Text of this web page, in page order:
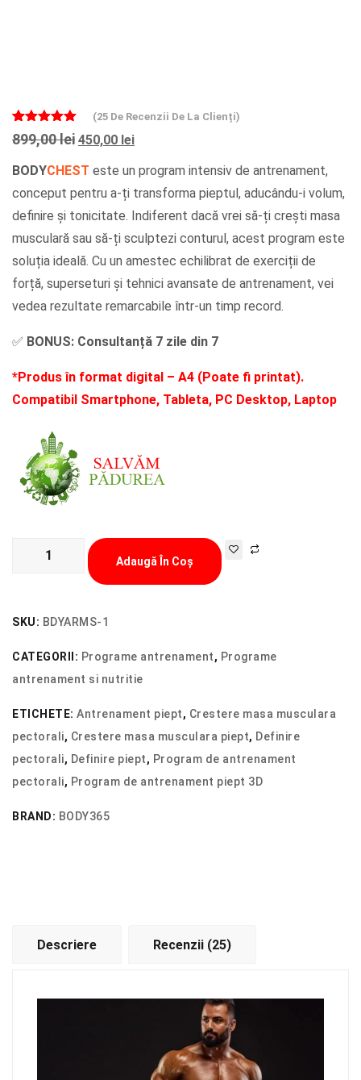
Evaluat la
5din 5 pe
25
evaluări de
(25 De Recenzii De La Clienți)
899,00leiPrețul
a
fost:
899,00 lei.
450,00 leiPrețul
este:
450,00 lei.
BODYCHEST este un program intensiv de antrenament,
conceput pentru a-ți transforma pieptul, aducându-i volum,
definire și tonicitate. Indiferent dacă vrei să-ți crești masa
musculară sau să-ți sculptezi conturul, acest program este
soluția ideală. Cu un amestec echilibrat de exerciții de
forță, superseturi și tehnici avansate de antrenament, vei
vedea rezultate remarcabile într-un timp record.
✅ BONUS: Consultanță 7 zile din 7
*Produs în format digital – A4 (Poate fi printat).
Compatibil Smartphone, Tableta, PC Desktop, Laptop
Cantitate
Crestere
Musculara
Piept
Adaugă În Coș
SKU: BDYARMS-1
CATEGORII: Programe antrenament, Programe
antrenament si nutritie
ETICHETE: Antrenament piept, Crestere masa musculara
pectorali, Crestere masa musculara piept, Definire
pectorali, Definire piept, Program de antrenament
pectorali, Program de antrenament piept 3D
BRAND: BODY365
Descriere Recenzii (25)